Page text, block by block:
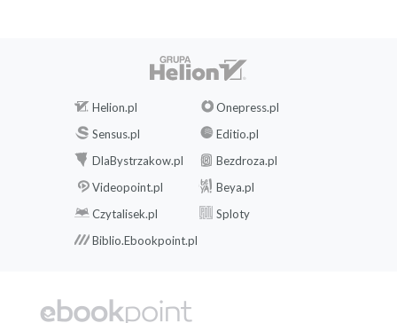
Helion.pl
Onepress.pl
Sensus.pl
Editio.pl
DlaBystrzakow.pl
Bezdroza.pl
Videopoint.pl
Beya.pl
Czytalisek.pl
Sploty
Biblio.Ebookpoint.pl